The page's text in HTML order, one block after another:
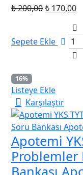
₺200,00Orijinal
₺ 200,00.
₺ 170,00Şu
Sepete Ekle
16%
Listeye Ekle
Karşılaştır
Apotemi
Problemler